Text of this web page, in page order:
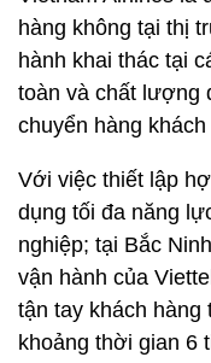
hàng không tại thị
hành khai thác tại
toàn và chất lượng
chuyển hàng
Với việc thiết lập
dụng tối đa năng
nghiệp; tại Bắc
vận hành của
tận tay khách hàng
khoảng thời gian 6